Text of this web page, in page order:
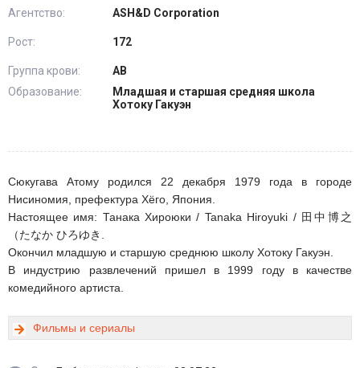
Агентство:
ASH&D Corporation
Рост: 172
Группа крови:
АВ
Образование:
Младшая и старшая средняя школа
Хотоку Гакуэн
Сюкугава Атому родился 22 декабря 1979 года в городе
Нисиномия, префектура Хёго, Япония.
Настоящее имя: Танака Хироюки / Tanaka Hiroyuki / 田中博之
（たなか ひろゆき.
Окончил младшую и старшую среднюю школу Хотоку Гакуэн.
В индустрию развлечений пришел в 1999 году в качестве
комедийного артиста.
Фильмы и сериалы